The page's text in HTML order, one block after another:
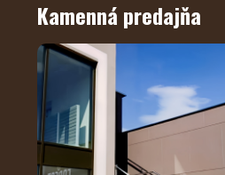
Kamenná predajňa